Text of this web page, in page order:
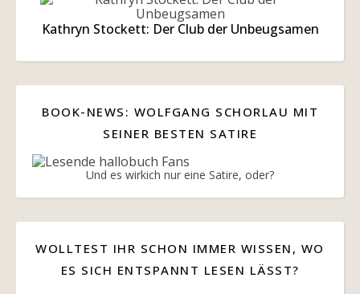
Kathryn Stockett: Der Club der Unbeugsamen
BOOK-NEWS: WOLFGANG SCHORLAU MIT
SEINER BESTEN SATIRE
Und es wirkich nur eine Satire, oder?
WOLLTEST IHR SCHON IMMER WISSEN, WO
ES SICH ENTSPANNT LESEN LÄSST?